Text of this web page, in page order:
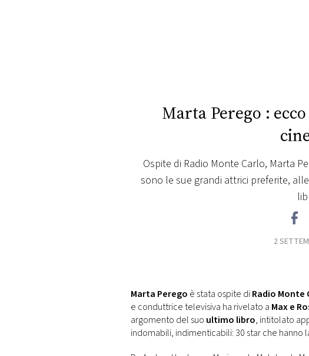
PLAYLIST
FOTO
TV
PRINCIPATO
Marta Perego :
Ospite di Radio Monte Carlo, Marta
sono le sue grandi attrici preferite,
2
Marta Perego è stata ospite diRadio Monte
e conduttrice televisiva ha rivelato a Max e
argomento del suo ultimo libro, intitolato
indomabili, indimenticabili: 30 star che hanno